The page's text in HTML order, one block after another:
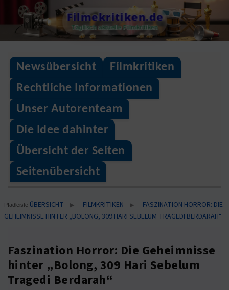
to
content
Filmekritiken.de
Täglisch aktuelle Filmkritiken
Newsübersicht
Filmkritiken
Rechtliche Informationen
Unser Autorenteam
Die Idee dahinter
Übersicht der Seiten
Seitenübersicht
Pfadleiste ÜBERSICHT ▶ FILMKRITIKEN ▶
FASZINATION HORROR: DIE
GEHEIMNISSE HINTER „BOLONG, 309 HARI SEBELUM TRAGEDI BERDARAH“
Faszination Horror: Die Geheimnisse
hinter „Bolong, 309 Hari Sebelum
Tragedi Berdarah“